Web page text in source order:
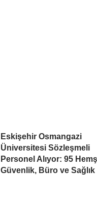
Eskişehir Osmangazi
Üniversitesi Sözleşmeli
Personel Alıyor: 95
Güvenlik, Büro ve Sağlık